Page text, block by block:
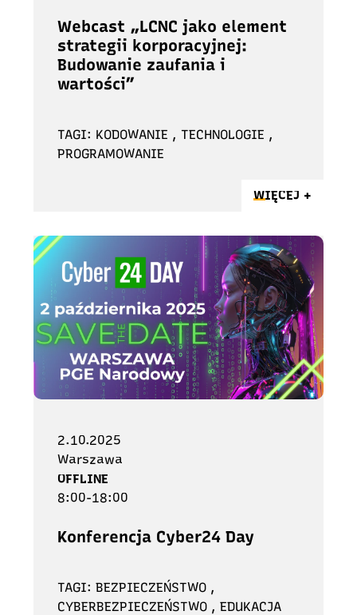
Webcast „LCNC jako element
strategii korporacyjnej:
Budowanie zaufania i
wartości”
TAGI: KODOWANIE , TECHNOLOGIE ,
PROGRAMOWANIE
WIĘCEJ +
2.10.2025
Warszawa
OFFLINE
8:00-18:00
Konferencja Cyber24 Day
TAGI: BEZPIECZEŃSTWO ,
CYBERBEZPIECZEŃSTWO , EDUKACJA